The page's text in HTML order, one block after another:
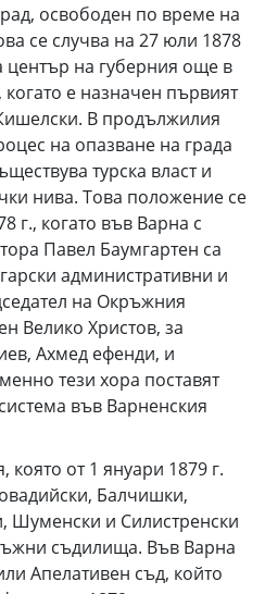
освободен по време на
се случва на 27 юли 1878
център на губерния още в
е назначен първият
В продължилия
на опазване на града
турска власт и
нива. Това положение се
г., когато във Варна с
Павел Баумгартен са
административни и
на Окръжния
Велико Христов, за
Ахмед ефенди, и
тези хора поставят
във Варненския
която от 1 януари 1879 г.
Балчишки,
Шуменски и Силистренски
съдилища. Във Варна
Апелативен съд, който